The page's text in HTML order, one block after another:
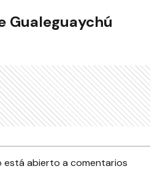
Gualeguaychú
está abierto a comentarios